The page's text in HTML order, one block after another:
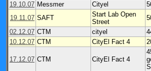
19.10.07 Messmer Cityel
19.11.07 SAFT
Start Lab Open
Street
02.12.07 CTM cityel
10.12.07 CTM CityEl Fact 4
17.12.07 CTM CityEl Fact 4